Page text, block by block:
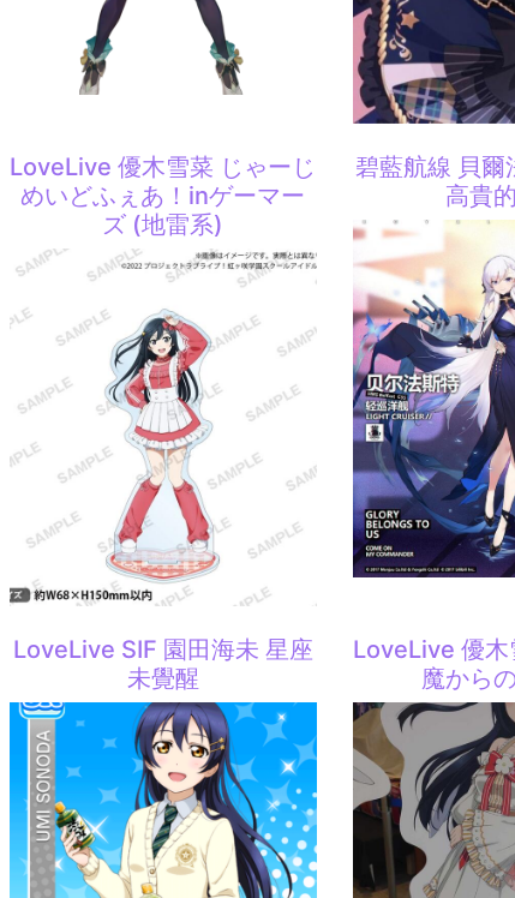
LoveLive 優木雪菜 じゃーじ
めいどふぇあ！inゲーマー
ズ (地雷系)
碧藍航線 貝爾
高貴
LoveLive SIF 園田海未 星座
未覺醒
LoveLive 優木
魔から